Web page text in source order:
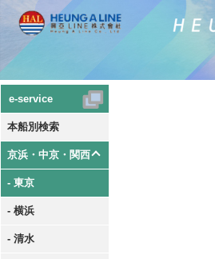
e-service
本船別検索
京浜・中京・関西
- 東京
- 横浜
- 清水